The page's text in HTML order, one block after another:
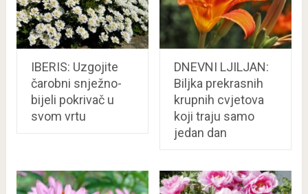
IBERIS: Uzgojite
čarobni snježno-
bijeli pokrivač u
svom vrtu
DNEVNI LJILJAN:
Biljka prekrasnih
krupnih cvjetova
koji traju samo
jedan dan